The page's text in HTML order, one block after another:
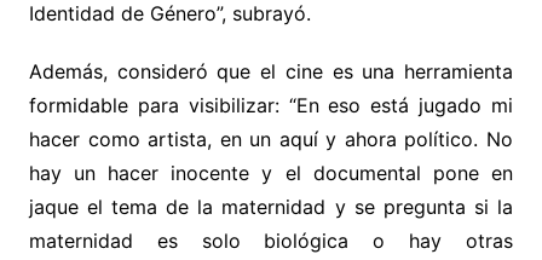
Identidad de Género”, subrayó.
Además, consideró que el cine es una herramienta
formidable para visibilizar: “En eso está jugado mi
hacer como artista, en un aquí y ahora político. No
hay un hacer inocente y el documental pone en
jaque el tema de la maternidad y se pregunta si la
maternidad es solo biológica o hay otras